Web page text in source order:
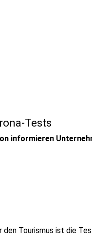
Tests
informieren
den Tourismus ist die